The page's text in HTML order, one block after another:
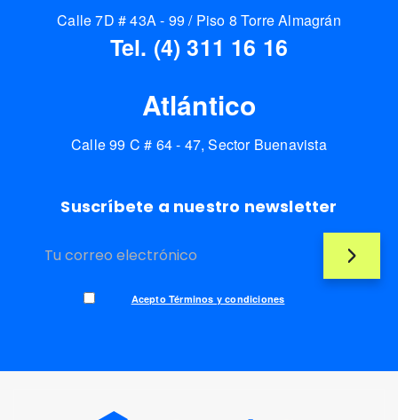
Calle 7D # 43A - 99 / Piso 8 Torre Almagrán
Tel. (4) 311 16 16
Atlántico
Calle 99 C # 64 - 47, Sector Buenavista
Suscríbete a nuestro newsletter
Acepto Términos y condiciones